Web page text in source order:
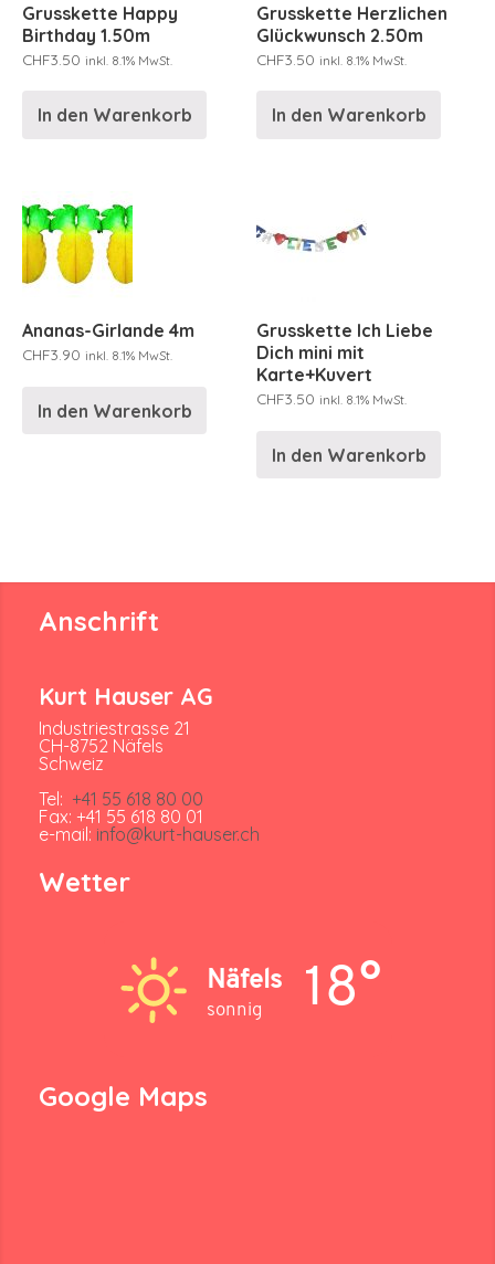
Grusskette Happy
Birthday 1.50m
CHF3.50 inkl. 8.1% MwSt.
In den Warenkorb
Grusskette Herzlichen
Glückwunsch 2.50m
CHF3.50 inkl. 8.1% MwSt.
In den Warenkorb
Ananas-Girlande 4m
CHF3.90 inkl. 8.1% MwSt.
In den Warenkorb
Grusskette Ich Liebe
Dich mini mit
Karte+Kuvert
CHF3.50 inkl. 8.1% MwSt.
In den Warenkorb
Anschrift
Kurt Hauser AG
Industriestrasse 21
CH-8752 Näfels
Schweiz
Tel: +41 55 618 80 00
Fax: +41 55 618 80 01
e-mail: info@kurt-hauser.ch
Wetter
Näfels
sonnig 18°
Google Maps